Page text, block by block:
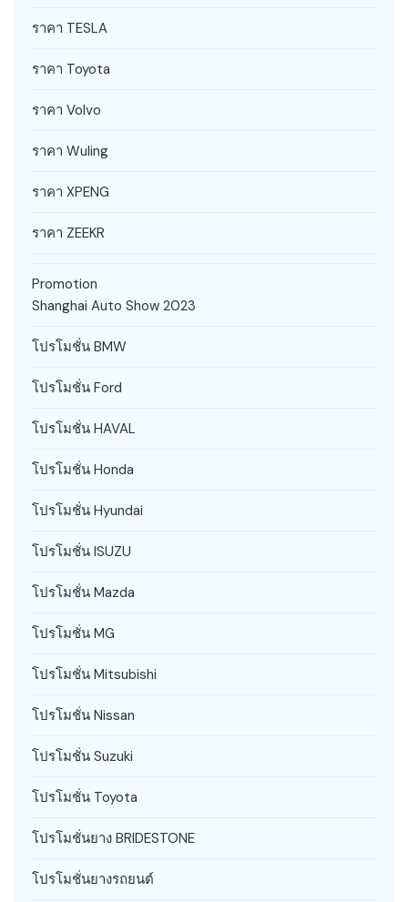
ราคา TESLA
ราคา Toyota
ราคา Volvo
ราคา Wuling
ราคา XPENG
ราคา ZEEKR
Promotion
Shanghai Auto Show 2023
โปรโมชั่น BMW
โปรโมชั่น Ford
โปรโมชั่น HAVAL
โปรโมชั่น Honda
โปรโมชั่น Hyundai
โปรโมชั่น ISUZU
โปรโมชั่น Mazda
โปรโมชั่น MG
โปรโมชั่น Mitsubishi
โปรโมชั่น Nissan
โปรโมชั่น Suzuki
โปรโมชั่น Toyota
โปรโมชั่นยาง BRIDESTONE
โปรโมชั่นยางรถยนต์